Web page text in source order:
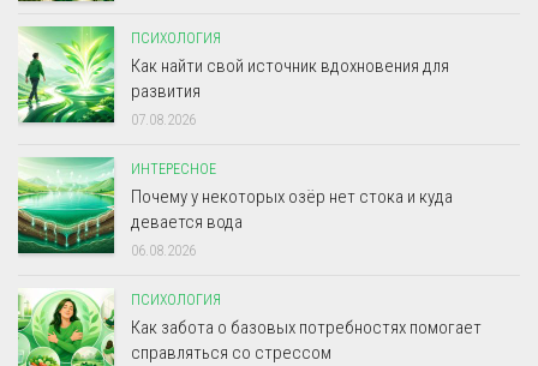
ПСИХОЛОГИЯ
Как найти свой источник вдохновения для
развития
07.08.2026
ИНТЕРЕСНОЕ
Почему у некоторых озёр нет стока и куда
девается вода
06.08.2026
ПСИХОЛОГИЯ
Как забота о базовых потребностях помогает
справляться со стрессом